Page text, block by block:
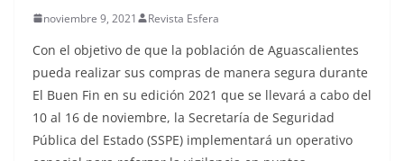
noviembre 9, 2021 Revista Esfera
Con el objetivo de que la población de Aguascalientes
pueda realizar sus compras de manera segura durante
El Buen Fin en su edición 2021 que se llevará a cabo del
10 al 16 de noviembre, la Secretaría de Seguridad
Pública del Estado (SSPE) implementará un operativo